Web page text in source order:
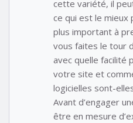
cette variété, il
ce qui est le mieux
plus important à
vous faites le tour
avec quelle facilité
votre site et
logicielles sont-
Avant d’engager
être en mesure